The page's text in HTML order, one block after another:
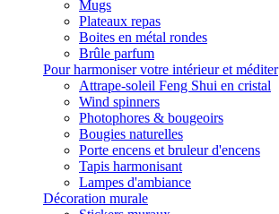
Mugs
Plateaux repas
Boites en métal rondes
Brûle parfum
Pour harmoniser votre intérieur et méditer
Attrape-soleil Feng Shui en cristal
Wind spinners
Photophores & bougeoirs
Bougies naturelles
Porte encens et bruleur d'encens
Tapis harmonisant
Lampes d'ambiance
Décoration murale